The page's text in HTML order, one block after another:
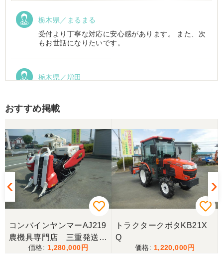
栃木県／まるまる
受付より丁寧な対応に安心感があります。 また、次
もお世話になりたいです。
栃木県／増田
おすすめ掲載
コンバインヤンマーAJ219
農機具専門店 三重発送整
備済み
1,280,000
トラクタークボタKB21X
Q
1,220,000